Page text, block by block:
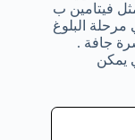
فيتامين ب
مرحلة البلوغ
جافة .
يمكن